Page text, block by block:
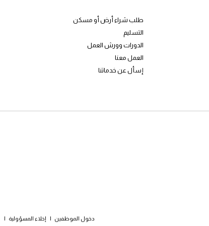
طلب شراء أرض أو مسكن
التسليم
الدورات وورش العمل
العمل معنا
إسأل عن خدماتنا
دخول الموظفين | إخلاء المسؤولية |